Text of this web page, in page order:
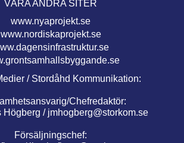
VÅRA ANDRA SITER
www.nyaprojekt.se
www.nordiskaprojekt.se
/ Stordåhd Kommunikation:
Chefredaktör:
Högberg / jmhogberg@storkom.se
Försäljningschef: